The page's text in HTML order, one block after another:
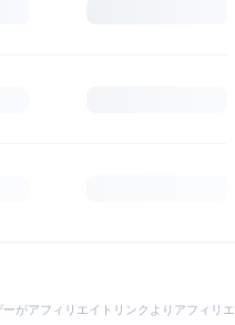
がアフィリエイトリンクよりアフィリエ